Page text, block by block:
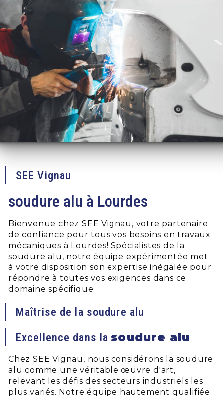
SEE Vignau
soudure alu à Lourdes
Bienvenue chez SEE Vignau, votre partenaire
de confiance pour tous vos besoins en travaux
mécaniques à Lourdes! Spécialistes de la
soudure alu, notre équipe expérimentée met
à votre disposition son expertise inégalée pour
répondre à toutes vos exigences dans ce
domaine spécifique.
Maîtrise de la soudure alu
Excellence dans la soudure alu
Chez SEE Vignau, nous considérons la soudure
alu comme une véritable œuvre d'art,
relevant les défis des secteurs industriels les
plus variés. Notre équipe hautement qualifiée